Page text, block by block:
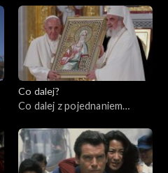
11.04.2023
Co dalej?
Co dalej z pojednaniem
04.04.2023